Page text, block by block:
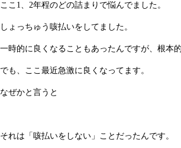
ここ1、2年程のどの詰まりで悩んでました。
しょっちゅう咳払いをしてました。
一時的に良くなることもあったんですが、根本
でも、ここ最近急激に良くなってます。
なぜかと言うと
それは「咳払いをしない」ことだったんです。